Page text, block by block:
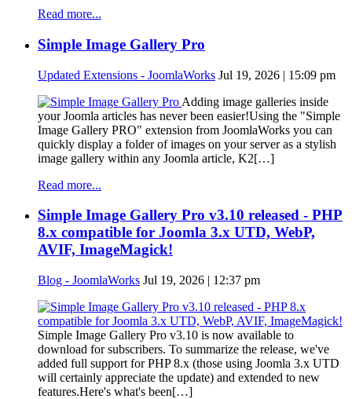
Read more...
Simple Image Gallery Pro
Updated Extensions - JoomlaWorks Jul 19, 2026 | 15:09 pm
Adding image galleries inside
your Joomla articles has never been easier!Using the "Simple
Image Gallery PRO" extension from JoomlaWorks you can
quickly display a folder of images on your server as a stylish
image gallery within any Joomla article, K2[…]
Read more...
Simple Image Gallery Pro v3.10 released - PHP
8.x compatible for Joomla 3.x UTD, WebP,
AVIF, ImageMagick!
Blog - JoomlaWorks Jul 19, 2026 | 12:37 pm
Simple Image Gallery Pro v3.10 is now available to
download for subscribers. To summarize the release, we've
added full support for PHP 8.x (those using Joomla 3.x UTD
will certainly appreciate the update) and extended to new
features.Here's what's been[…]